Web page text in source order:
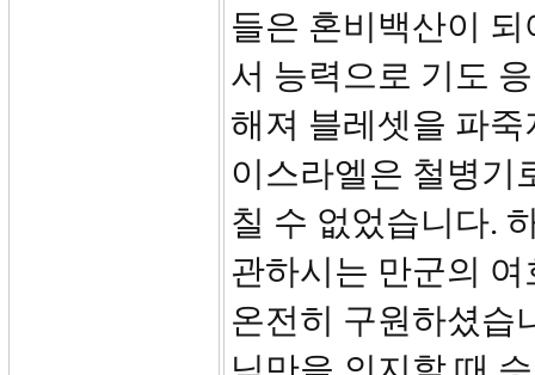
들은 혼비백산이
서 능력으로 기도
해져 블레셋을 파
이스라엘은 철병기
칠 수 없었습니다.
관하시는 만군의
온전히 구원하셨습